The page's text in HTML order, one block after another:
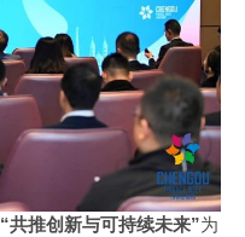
“共推创新与可持续未来”为